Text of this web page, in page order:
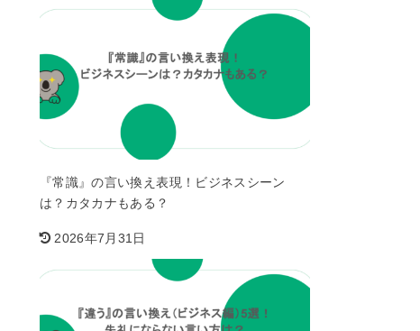
『常識』の言い換え表現！ビジネスシーン
は？カタカナもある？
2026年7月31日